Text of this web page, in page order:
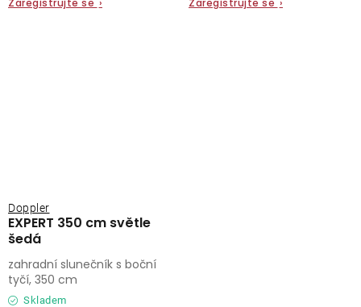
EXPERT 350 cm světle
šedá
Doppler
Skladem
zahradní slunečník s boční
tyčí, 350 cm